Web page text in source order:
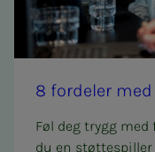
8 for­­­de­­­ler med
Føl deg trygg med
du en støttespiller